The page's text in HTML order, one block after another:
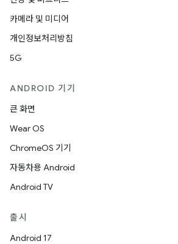
카메라 및 미디어
개인정보처리방침
5G
ANDROID 기기
큰 화면
Wear OS
ChromeOS 기기
자동차용 Android
Android TV
출시
Android 17